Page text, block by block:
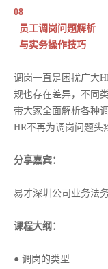
08
员工调岗问题解析
与实务操作技巧
调岗一直是困扰广大
规也存在差异，不同
带大家全面解析各种
HR不再为调岗问题头
分享嘉宾：
易才深圳公司业务法
课程大纲：
● 调岗的类型